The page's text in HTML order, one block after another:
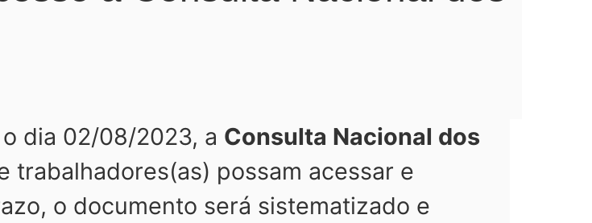
dia 02/08/2023, a Consulta Nacional dos
trabalhadores(as) possam acessar e
o documento será sistematizado e